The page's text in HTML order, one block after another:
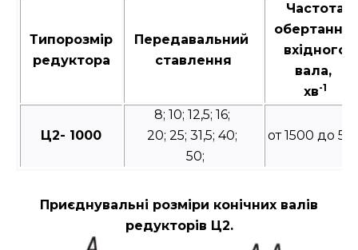
Типорозмір
редуктора
Передавальний
ставлення
Частота
обертання
вхідного
вала,
хв-1
Ц2- 1000
8; 10; 12,5; 16;
20; 25; 31,5; 40;
50;
от 1500 до
Приєднувальні розміри конічних валів
редукторів Ц2.